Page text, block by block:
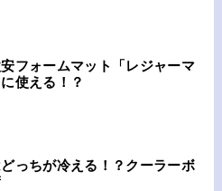
フォームマット「レジャーマ
使える！？
っちが冷える！？クーラーボ